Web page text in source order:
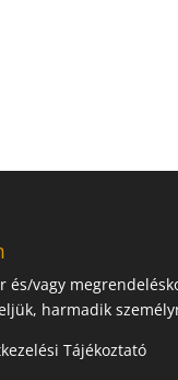
és/vagy
harmadik
Tájékoztató